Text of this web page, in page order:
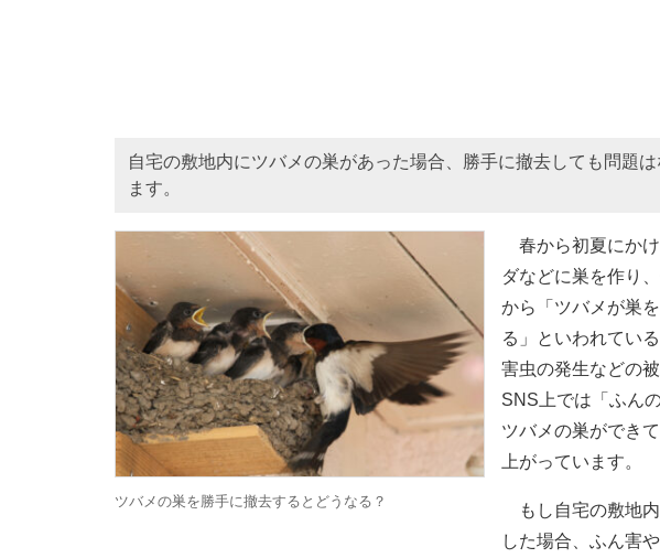
自宅の敷地内にツバメの巣があった場合、勝手に撤去しても問題
ます。
ツバメの巣を勝手に撤去するとどうなる？
春から初夏にか
ダなどに巣を作り
から「ツバメが巣
る」といわれてい
害虫の発生などの
SNS上では「ふん
ツバメの巣ができ
上がっています。
もし自宅の敷地
した場合、ふん害